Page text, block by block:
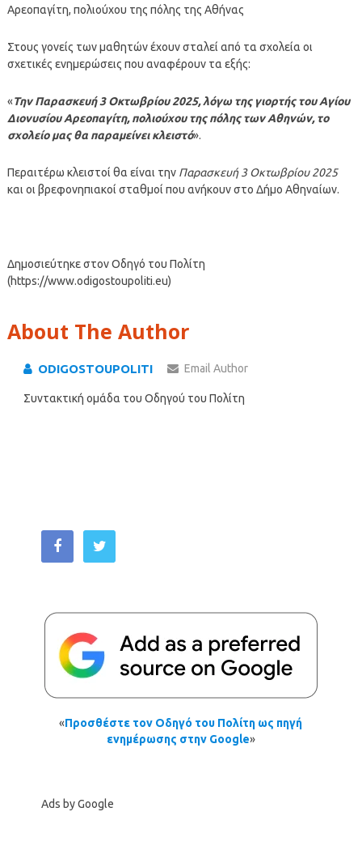
Αρεοπαγίτη, πολιούχου της πόλης της Αθήνας
Στους γονείς των μαθητών έχουν σταλεί από τα σχολεία οι
σχετικές ενημερώσεις που αναφέρουν τα εξής:
«Την Παρασκευή 3 Οκτωβρίου 2025, λόγω της γιορτής του Αγίου
Διονυσίου Αρεοπαγίτη, πολιούχου της πόλης των Αθηνών, το
σχολείο μας θα παραμείνει κλειστό».
Περαιτέρω κλειστοί θα είναι την Παρασκευή 3 Οκτωβρίου 2025
και οι βρεφονηπιακοί σταθμοί που ανήκουν στο Δήμο Αθηναίων.
Δημοσιεύτηκε στον Οδηγό του Πολίτη
(https://www.odigostoupoliti.eu)
About The Author
ODIGOSTOUPOLITI Email Author
Συντακτική ομάδα του Οδηγού του Πολίτη
«Προσθέστε τον Οδηγό του Πολίτη ως πηγή
ενημέρωσης στην Google»
Ads by Google